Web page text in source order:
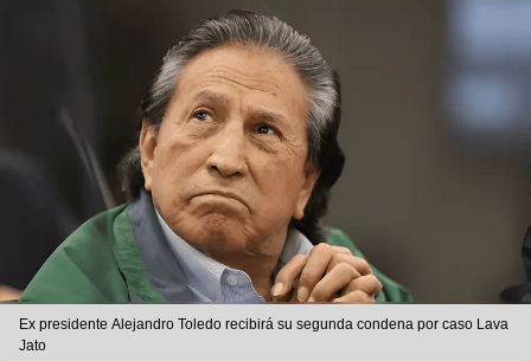
Ex presidente Alejandro Toledo recibirá su segunda condena por caso Lava
Jato